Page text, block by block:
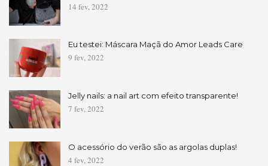
14 fev, 2022
Eu testei: Máscara Maçã do Amor Leads Care
9 fev, 2022
Jelly nails: a nail art com efeito transparente!
7 fev, 2022
O acessório do verão são as argolas duplas!
4 fev, 2022